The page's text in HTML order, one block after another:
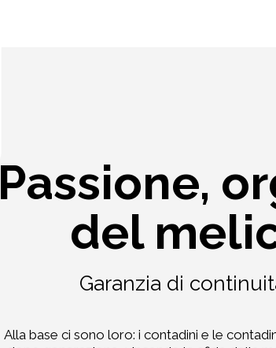
Passione,
del
Garanzia di
Alla base ci sono loro: i contadini e le